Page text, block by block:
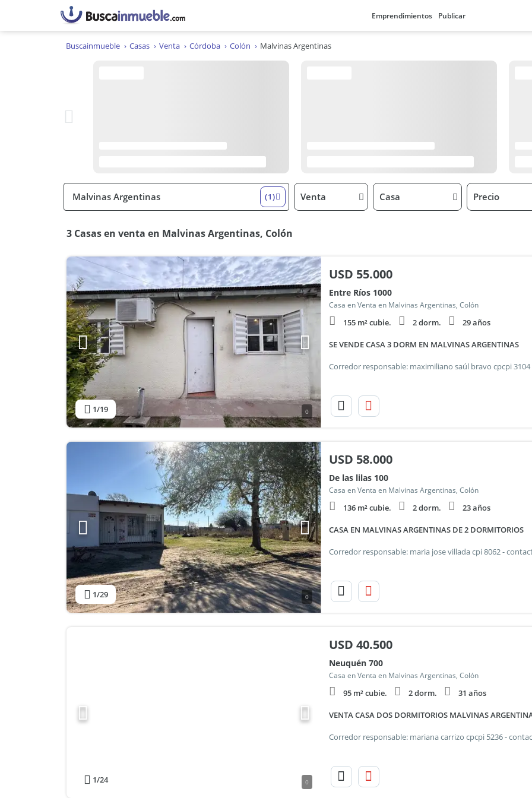
Emprendimientos Publicar
Buscainmueble Casas Venta Córdoba Colón Malvinas Argentinas
(1) Venta Casa Precio
3 Casas en venta en Malvinas Argentinas, Colón
1/19 0
USD 55.000
Entre Ríos 1000
Casa en Venta en Malvinas Argentinas, Colón
155 m² cubie. 2 dorm. 29 años
SE VENDE CASA 3 DORM EN MALVINAS ARGENTINAS
1/29 0
USD 58.000
De las lilas 100
Casa en Venta en Malvinas Argentinas, Colón
136 m² cubie. 2 dorm. 23 años
CASA EN MALVINAS ARGENTINAS DE 2 DORMITORIOS
1/24 0
USD 40.500
Neuquén 700
Casa en Venta en Malvinas Argentinas, Colón
95 m² cubie. 2 dorm. 31 años
VENTA CASA DOS DORMITORIOS MALVINAS